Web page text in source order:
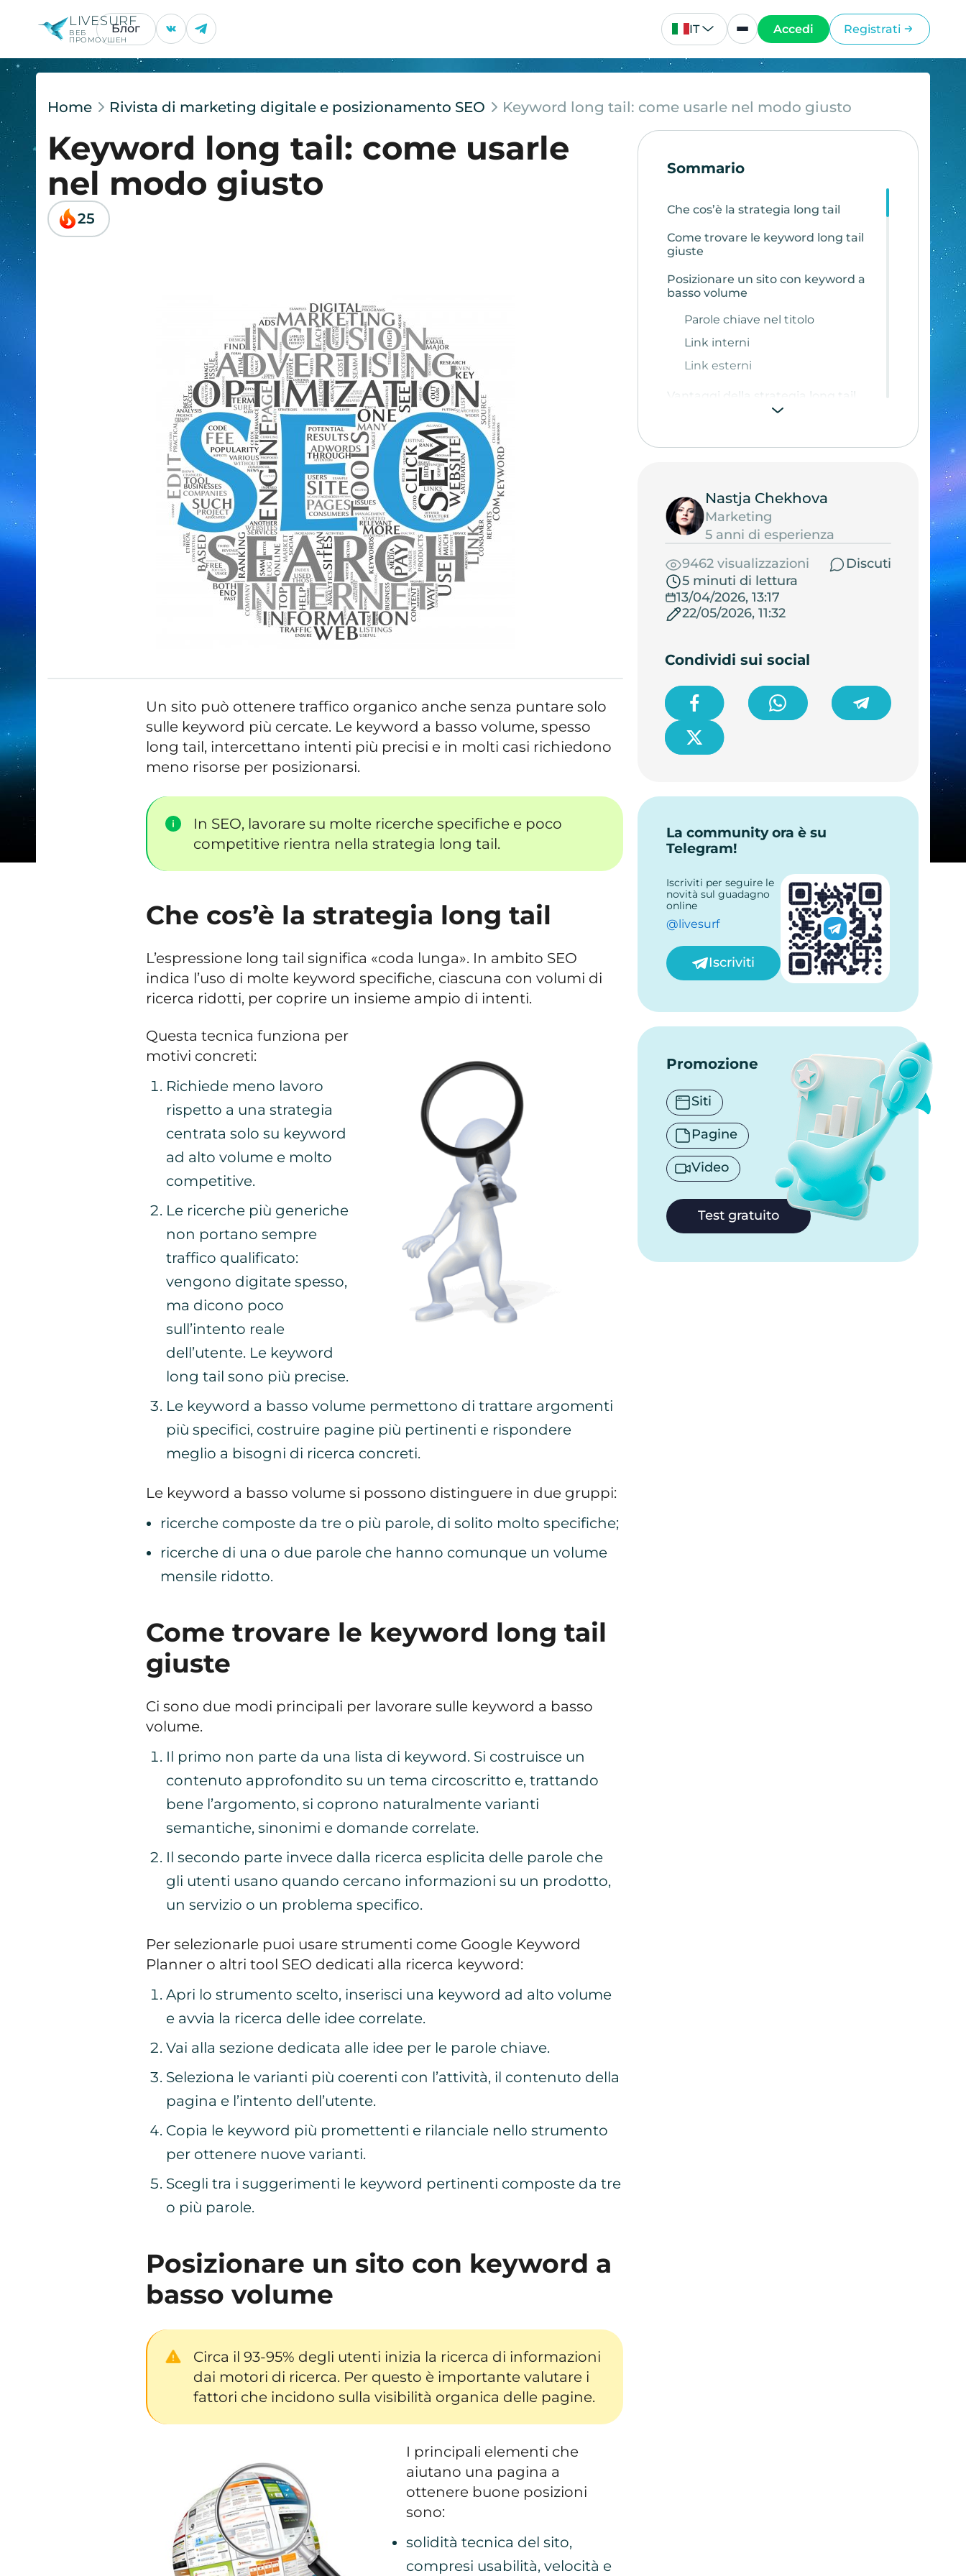
LIVESURF
ВЕБ
ПРОМОУШЕН
Блог IT Accedi Registrati
Home Rivista di marketing digitale e posizionamento SEO Keyword long tail: come usarle nel modo giusto
Keyword long tail: come usarle
nel modo giusto
25
Un sito può ottenere traffico organico anche senza puntare solo
sulle keyword più cercate. Le keyword a basso volume, spesso
long tail, intercettano intenti più precisi e in molti casi richiedono
meno risorse per posizionarsi.
In SEO, lavorare su molte ricerche specifiche e poco
competitive rientra nella strategia long tail.
Che cos’è la strategia long tail
L’espressione long tail significa «coda lunga». In ambito SEO
indica l’uso di molte keyword specifiche, ciascuna con volumi di
ricerca ridotti, per coprire un insieme ampio di intenti.
Questa tecnica funziona per
motivi concreti:
Richiede meno lavoro
rispetto a una strategia
centrata solo su keyword
ad alto volume e molto
competitive.
Le ricerche più generiche
non portano sempre
traffico qualificato:
vengono digitate spesso,
ma dicono poco
sull’intento reale
dell’utente. Le keyword
long tail sono più precise.
Le keyword a basso volume permettono di trattare argomenti
più specifici, costruire pagine più pertinenti e rispondere
meglio a bisogni di ricerca concreti.
Le keyword a basso volume si possono distinguere in due gruppi:
ricerche composte da tre o più parole, di solito molto specifiche;
ricerche di una o due parole che hanno comunque un volume
mensile ridotto.
Come trovare le keyword long tail
giuste
Ci sono due modi principali per lavorare sulle keyword a basso
volume.
Il primo non parte da una lista di keyword. Si costruisce un
contenuto approfondito su un tema circoscritto e, trattando
bene l’argomento, si coprono naturalmente varianti
semantiche, sinonimi e domande correlate.
Il secondo parte invece dalla ricerca esplicita delle parole che
gli utenti usano quando cercano informazioni su un prodotto,
un servizio o un problema specifico.
Per selezionarle puoi usare strumenti come Google Keyword
Planner o altri tool SEO dedicati alla ricerca keyword:
Apri lo strumento scelto, inserisci una keyword ad alto volume
e avvia la ricerca delle idee correlate.
Vai alla sezione dedicata alle idee per le parole chiave.
Seleziona le varianti più coerenti con l’attività, il contenuto della
pagina e l’intento dell’utente.
Copia le keyword più promettenti e rilanciale nello strumento
per ottenere nuove varianti.
Scegli tra i suggerimenti le keyword pertinenti composte da tre
o più parole.
Posizionare un sito con keyword a
basso volume
Circa il 93-95% degli utenti inizia la ricerca di informazioni
dai motori di ricerca. Per questo è importante valutare i
fattori che incidono sulla visibilità organica delle pagine.
I principali elementi che
aiutano una pagina a
ottenere buone posizioni
sono:
solidità tecnica del sito,
compresi usabilità, velocità e
Sommario
Che cos’è la strategia long tail
Come trovare le keyword long tail
giuste
Posizionare un sito con keyword a
basso volume
Parole chiave nel titolo
Link interni
Link esterni
Vantaggi della strategia long tail
rispetto alle keyword molto
Perché i contenuti di qualità sono
Nastja Chekhova
Marketing
5 anni di esperienza
9462 visualizzazioni
Discuti
5 minuti di lettura
13/04/2026, 13:17
22/05/2026, 11:32
Condividi sui social
La community ora è su
Telegram!
Iscriviti per seguire le
novità sul guadagno
online
@livesurf
Iscriviti
Promozione
Siti
Pagine
Video
Test gratuito